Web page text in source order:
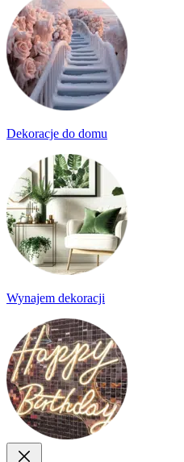
Dekoracje do domu
Wynajem dekoracji